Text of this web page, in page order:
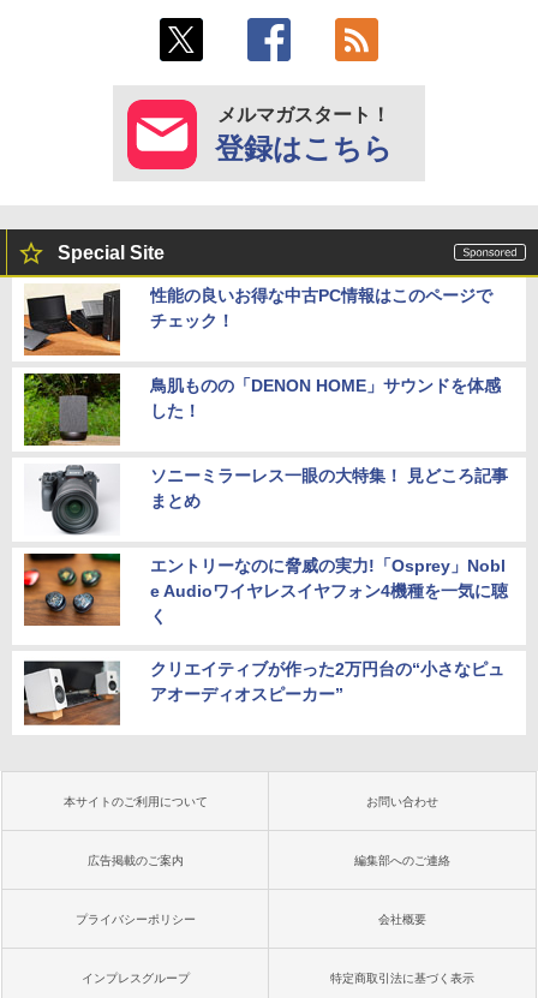
メルマガスタート！
登録はこちら
Special Site
性能の良いお得な中古PC情報はこのページで
チェック！
鳥肌ものの「DENON HOME」サウンドを体感
した！
ソニーミラーレス一眼の大特集！ 見どころ記事
まとめ
エントリーなのに脅威の実力!「Osprey」Nobl
e Audioワイヤレスイヤフォン4機種を一気に聴
く
クリエイティブが作った2万円台の“小さなピュ
アオーディオスピーカー”
本サイトのご利用について お問い合わせ
広告掲載のご案内 編集部へのご連絡
プライバシーポリシー 会社概要
インプレスグループ 特定商取引法に基づく表示